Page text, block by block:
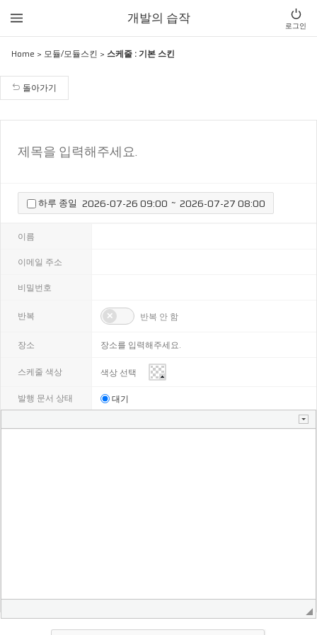
개발의 습작 로그인
Home > 모듈/모듈스킨 > 스케줄 : 기본 스킨
돌아가기
하루 종일 ~
이름
이메일 주소
비밀번호
반복 반복 안 함
장소
스케줄 색상
발행 문서 상태
대기